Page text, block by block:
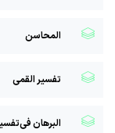
المحاسن
تفسیر القمی
البرهان